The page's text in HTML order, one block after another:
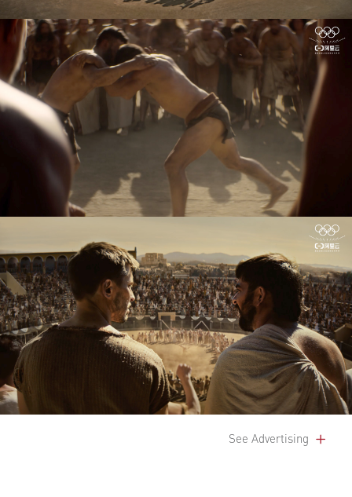
See Advertising